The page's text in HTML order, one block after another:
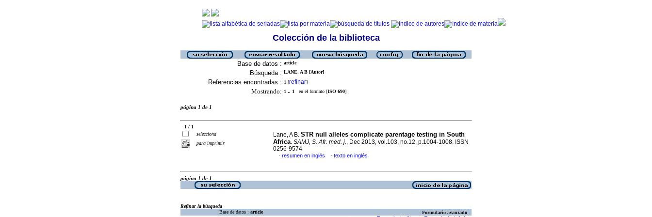
Colección de la biblioteca
Base de datos : article
Búsqueda : LANE, A B [Autor]
Referencias encontradas : 1 [refinar]
Mostrando: 1 .. 1 en el formato [ISO 690]
página 1 de 1
1 / 1
selecciona
para imprimir
Lane, A B. STR null alleles complicate parentage testing in South
Africa. SAMJ, S. Afr. med. j., Dec 2013, vol.103, no.12, p.1004-1008. ISSN
0256-9574
· resumen en inglés · texto en inglés
página 1 de 1
Refinar la búsqueda
Base de datos : article Formulario avanzado